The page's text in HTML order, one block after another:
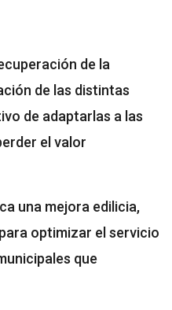
de la
de las distintas
de adaptarlas a las
el valor
una mejora edilicia,
optimizar el servicio
que